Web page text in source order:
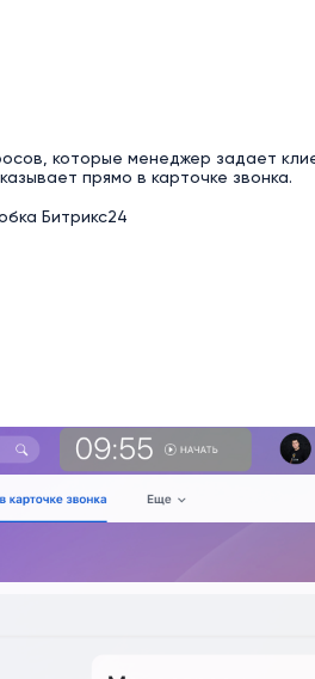
которые менеджер задает
прямо в карточке звонка.
Битрикс24